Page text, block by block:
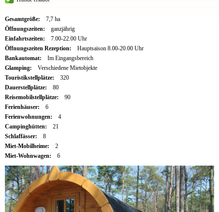
Gesamtgröße:
7,7 ha
Öffnungszeiten:
ganzjährig
Einfahrtszeiten:
7.00-22.00 Uhr
Öffnungszeiten Rezeption:
Hauptsaison 8.00-20.00 Uhr
Bankautomat:
Im Eingangsbereich
Glamping:
Verschiedene Mietobjekte
Touristikstellplätze:
320
Dauerstellplätze:
80
Reisemobilstellplätze:
90
Ferienhäuser:
6
Ferienwohnungen:
4
Campinghütten:
21
Schlaffässer:
8
Miet-Mobilheime:
2
Miet-Wohnwagen:
6